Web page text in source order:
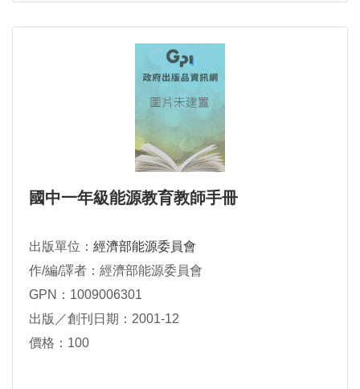
國中一年級能源教育教師手冊
出版單位： 經濟部能源委員會
作/編/譯者：經濟部能源委員會
GPN：1009006301
出版／創刊日期：2001-12
價格：100